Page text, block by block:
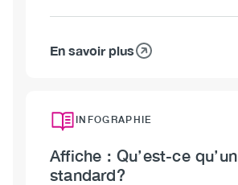
rapport
En savoir plus
sur
c’est
:
Repères
INFOGRAPHIE
Affiche : Qu’est-ce
standard?